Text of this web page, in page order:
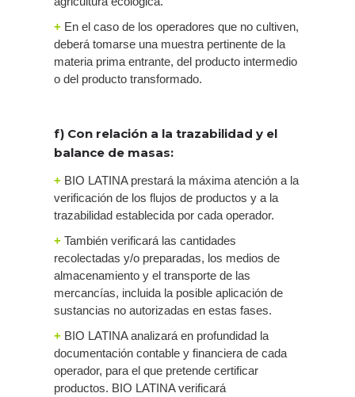
+ En el caso de los operadores que no cultiven,
deberá tomarse una muestra pertinente de la
materia prima entrante, del producto intermedio
o del producto transformado.
f) Con relación a la trazabilidad y el
balance de masas:
+ BIO LATINA prestará la máxima atención a la
verificación de los flujos de productos y a la
trazabilidad establecida por cada operador.
+ También verificará las cantidades
recolectadas y/o preparadas, los medios de
almacenamiento y el transporte de las
mercancías, incluida la posible aplicación de
sustancias no autorizadas en estas fases.
+ BIO LATINA analizará en profundidad la
documentación contable y financiera de cada
operador, para el que pretende certificar
productos. BIO LATINA verificará